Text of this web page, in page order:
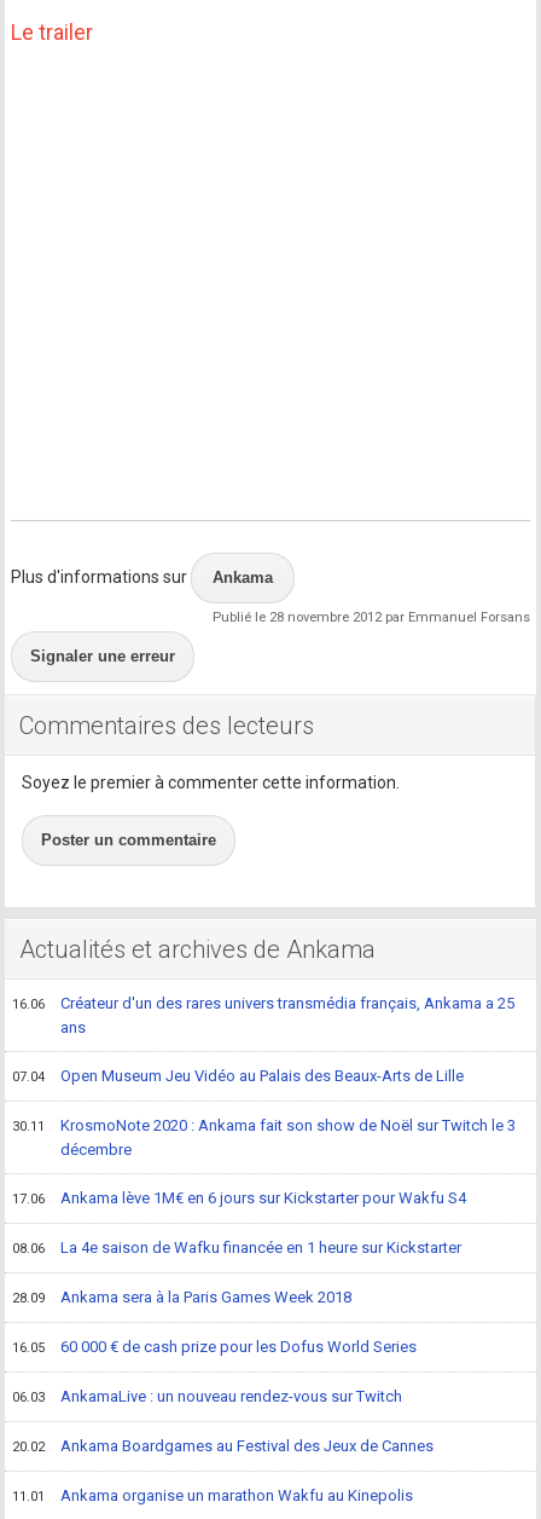
Le trailer
Plus d'informations sur Ankama
Publié le 28 novembre 2012 par Emmanuel Forsans
Signaler une erreur
Commentaires des lecteurs
Soyez le premier à commenter cette information.
Poster un commentaire
Actualités et archives de Ankama
16.06
Créateur d'un des rares univers transmédia français, Ankama a 25
ans
07.04 Open Museum Jeu Vidéo au Palais des Beaux-Arts de Lille
30.11
KrosmoNote 2020 : Ankama fait son show de Noël sur Twitch le 3
décembre
17.06 Ankama lève 1M€ en 6 jours sur Kickstarter pour Wakfu S4
08.06 La 4e saison de Wafku financée en 1 heure sur Kickstarter
28.09 Ankama sera à la Paris Games Week 2018
16.05 60 000 € de cash prize pour les Dofus World Series
06.03 AnkamaLive : un nouveau rendez-vous sur Twitch
20.02 Ankama Boardgames au Festival des Jeux de Cannes
11.01 Ankama organise un marathon Wakfu au Kinepolis